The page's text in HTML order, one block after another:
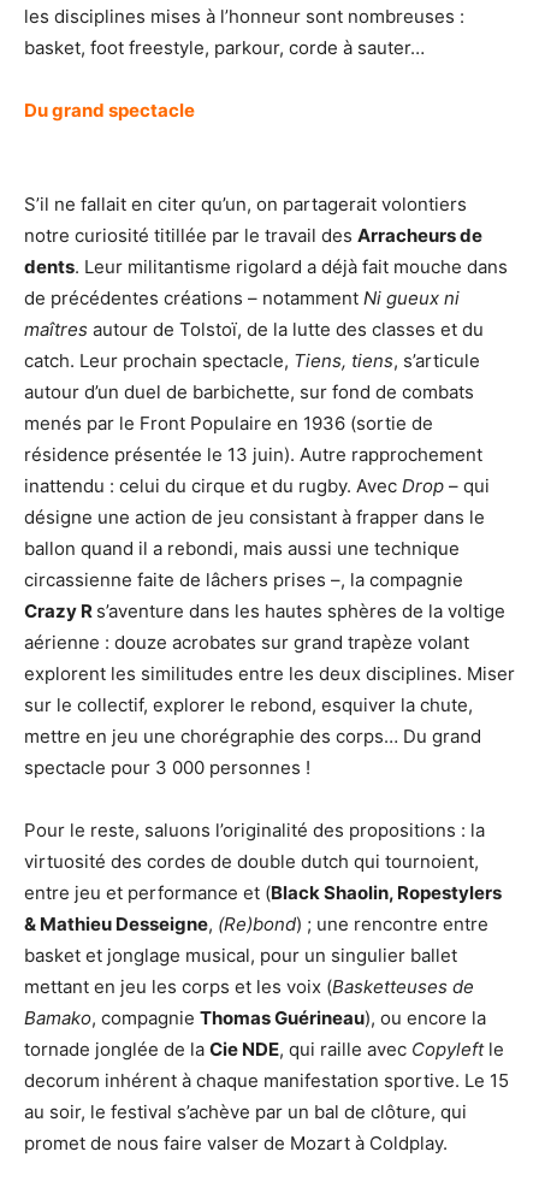
les disciplines mises à l’honneur sont nombreuses :
basket, foot freestyle, parkour, corde à sauter…
Du grand spectacle
S’il ne fallait en citer qu’un, on partagerait volontiers
notre curiosité titillée par le travail des Arracheurs de
dents. Leur militantisme rigolard a déjà fait mouche dans
de précédentes créations – notamment Ni gueux ni
maîtres autour de Tolstoï, de la lutte des classes et du
catch. Leur prochain spectacle, Tiens, tiens, s’articule
autour d’un duel de barbichette, sur fond de combats
menés par le Front Populaire en 1936 (sortie de
résidence présentée le 13 juin). Autre rapprochement
inattendu : celui du cirque et du rugby. Avec Drop – qui
désigne une action de jeu consistant à frapper dans le
ballon quand il a rebondi, mais aussi une technique
circassienne faite de lâchers prises –, la compagnie
Crazy R s’aventure dans les hautes sphères de la voltige
aérienne : douze acrobates sur grand trapèze volant
explorent les similitudes entre les deux disciplines. Miser
sur le collectif, explorer le rebond, esquiver la chute,
mettre en jeu une chorégraphie des corps… Du grand
spectacle pour 3 000 personnes !
Pour le reste, saluons l’originalité des propositions : la
virtuosité des cordes de double dutch qui tournoient,
entre jeu et performance et (Black Shaolin, Ropestylers
& Mathieu Desseigne, (Re)bond) ; une rencontre entre
basket et jonglage musical, pour un singulier ballet
mettant en jeu les corps et les voix (Basketteuses de
Bamako, compagnie Thomas Guérineau), ou encore la
tornade jonglée de la Cie NDE, qui raille avec Copyleftle
decorum inhérent à chaque manifestation sportive. Le 15
au soir, le festival s’achève par un bal de clôture, qui
promet de nous faire valser de Mozart à Coldplay.